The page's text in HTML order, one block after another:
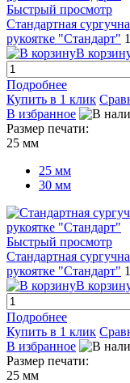
Быстрый просмотр
Стандартная
рукоятке "Стандарт"
В
Подробнее
Купить в 1 клик
В избранное
Размер печати:
25 мм
25 мм
30 мм
Быстрый просмотр
Стандартная
рукоятке "Стандарт"
В
Подробнее
Купить в 1 клик
В избранное
Размер печати:
25 мм